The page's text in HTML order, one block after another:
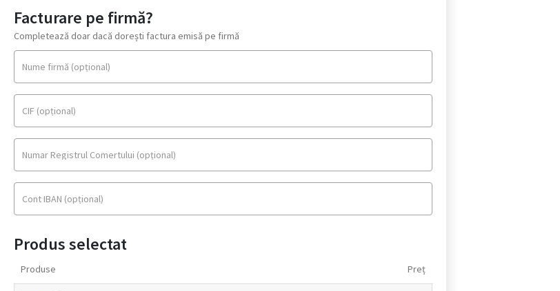
Facturare pe firmă?
Completează doar dacă dorești factura emisă pe firmă
Nume firmă (opțional)
CIF (opțional)
Numar Registrul Comertului (opțional)
Cont IBAN (opțional)
Produs selectat
Produse Preț